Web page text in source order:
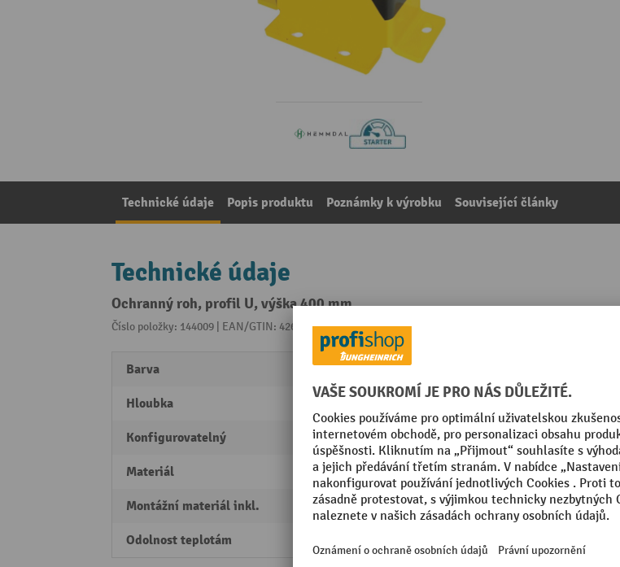
Technické údaje Popis produktu Poznámky k výrobku Související články
Technické údaje
Ochranný roh, profil U, výška 400 mm
Číslo položky: 144009 | EAN/GTIN: 4260054777365Z kategorie:
Barva Žlutá / černá
Hloubka
Konfigurovatelný Ano
Materiál Ocel
Montážní materiál inkl. Ano
Odolnost teplotám
Segmentu
Tloušťka
Výška